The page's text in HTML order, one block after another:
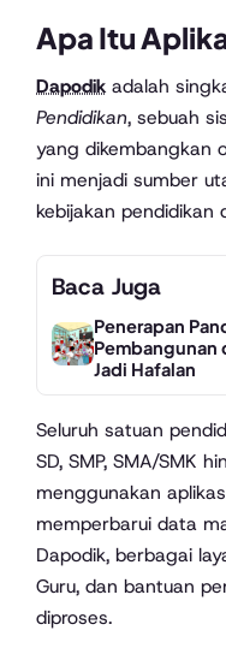
Apa Itu
Dapodikadalah
Pendidikan, sebuah
yang dikembangkan
ini menjadi sumber
kebijakan pendidikan
Baca Juga
Penerapan
Pembangunan
Jadi Hafalan
Seluruh satuan
SD, SMP, SMA/SMK
menggunakan
memperbarui data
Dapodik, berbagai
Guru, dan bantuan
diproses.